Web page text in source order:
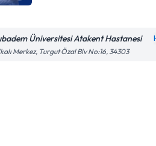
Üniversitesi Atakent Hastanesi
Merkez, Turgut Özal Blv No:16, 34303